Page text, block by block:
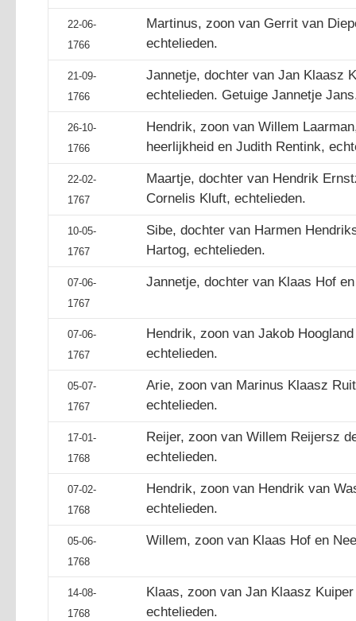
22-06-
1766
Martinus, zoon van Gerrit van
echtelieden.
21-09-
1766
Jannetje, dochter van Jan Klaasz
echtelieden. Getuige Jannetje
26-10-
1766
Hendrik, zoon van Willem
heerlijkheid en Judith Rentink,
22-02-
1767
Maartje, dochter van Hendrik
Cornelis Kluft, echtelieden.
10-05-
1767
Sibe, dochter van Harmen
Hartog, echtelieden.
07-06-
1767
Jannetje, dochter van Klaas Hof
07-06-
1767
Hendrik, zoon van Jakob
echtelieden.
05-07-
1767
Arie, zoon van Marinus Klaasz
echtelieden.
17-01-
1768
Reijer, zoon van Willem Reijersz
echtelieden.
07-02-
1768
Hendrik, zoon van Hendrik van
echtelieden.
05-06-
1768
Willem, zoon van Klaas Hof en
14-08-
1768
Klaas, zoon van Jan Klaasz
echtelieden.